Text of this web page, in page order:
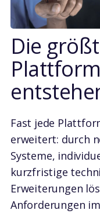
Die
Fast jede
erweitert: durch
Systeme,
kurzfristige
Erweiterungen
Anforderungen